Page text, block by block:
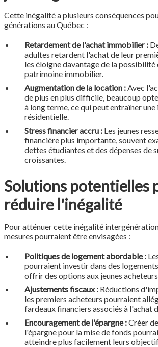
Cette inégalité a plusieurs conséquences
générations au Québec :
Retardement de l'achat immobilier :
adultes retardent l'achat de leur
les éloigne davantage de la
patrimoine immobilier.
Augmentation de la location :Avec
de plus en plus difficile, beaucoup
à long terme, ce qui peut entraîner
résidentielle.
Stress financier accru : Les jeunes
financière plus importante, souvent
dettes étudiantes et des dépenses de
croissantes.
Solutions potentielles
réduire l'inégalité
Pour atténuer cette inégalité
mesures pourraient être envisagées :
Politiques de logement abordable :
pourraient investir dans des
offrir des options aux jeunes
Ajustements fiscaux : Réductions
les premiers acheteurs pourraient
fardeaux financiers associés à l'achat
Encouragement de l'épargne :Créer
l'épargne pour la mise de fonds
atteindre plus facilement leurs